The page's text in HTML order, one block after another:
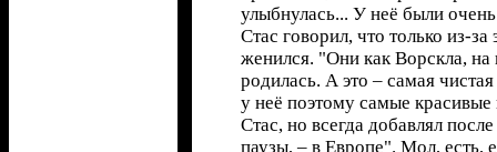
улыбнулась... У неё были очень
Стас говорил, что только из-за
женился. "Они как Ворскла, на
родилась. А это – самая
у неё поэтому самые красивые
Стас, но всегда добавлял
паузы, – в Европе". Мол, есть,